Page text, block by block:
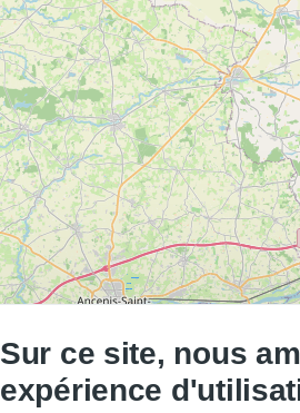
Sur ce site, nous
expérience